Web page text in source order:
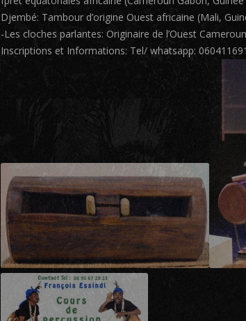
Djembé: Tambour d’origine Ouest africaine (Mali,
-Les cloches parlantes: Originaire de l’Ouest Cameroun
Inscriptions et Informations: Tel/ whatsapp: